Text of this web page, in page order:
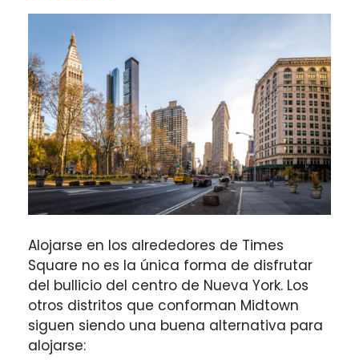
Alojarse en los alrededores de Times
Square no es la única forma de disfrutar
del bullicio del centro de Nueva York. Los
otros distritos que conforman Midtown
siguen siendo una buena alternativa para
alojarse: